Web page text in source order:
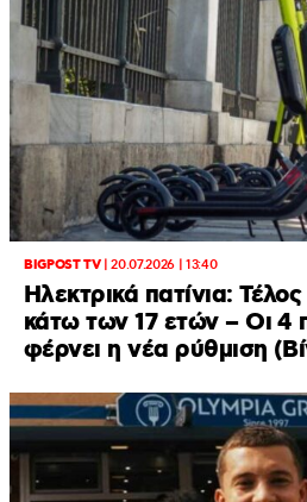
BIGPOST TV|20.07.2026 | 13:40
Ηλεκτρικά πατίνια:
κάτω των 17 ετών – Οι 4
φέρνει η νέα ρύθμιση